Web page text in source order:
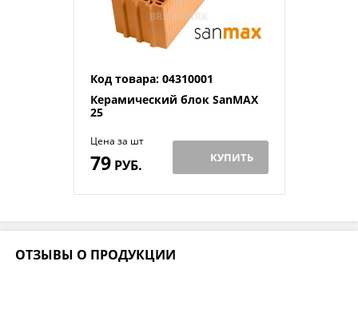
Код товара: 04310001
Керамический блок SanMAX
25
Цена за шт
79РУБ. КУПИТЬ
ОТЗЫВЫ О ПРОДУКЦИИ